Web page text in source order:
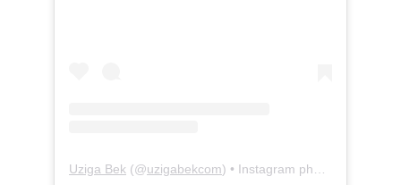
Uziga Bek (@uzigabekcom) • Instagram photos and videos